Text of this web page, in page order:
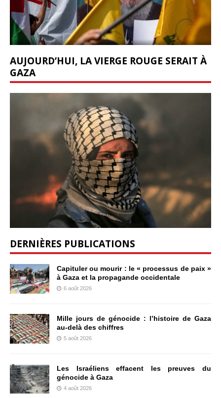
AUJOURD’HUI, LA VIERGE ROUGE SERAIT À
GAZA
DERNIÈRES PUBLICATIONS
Capituler ou mourir : le « processus de paix »
à Gaza et la propagande occidentale
6 août 2026
Mille jours de génocide : l’histoire de Gaza
au-delà des chiffres
5 août 2026
Les Israéliens effacent les preuves du
génocide à Gaza
4 août 2026